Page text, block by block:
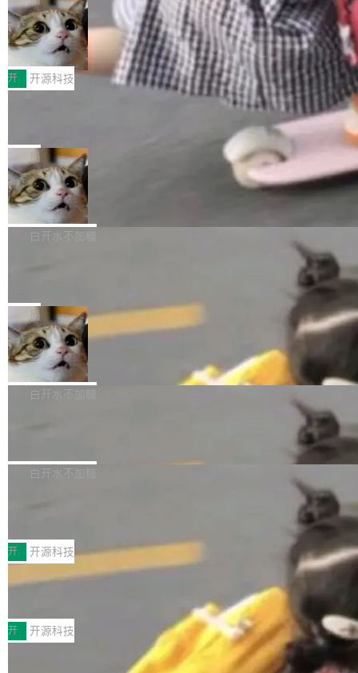
哪些组合有效，作者说，你得靠"文档、校验、或
者部落知识"。 换个写法。Rust 的 enum，两个
变体：Switchable...
有科技公司做的一样。只不过，实际上它不一
样。这是 Sandstorm.io 的重制版，我十年前的
那个创业公司。不同的是，这次它构建在 Cloudf
lare Workers 上——我花了九年时间搭建的平台
——并且深度集成了 AI。这基本上是我十年秘密
Workers 和 Durable Objects 的守护进程。 设
计思路很直接：每个对象是一个独立的 SQLite
数据库，按名称寻址，复制到你自己的 S3 兼容
存储库里。节点之间只通过这个存储库协调——
没有控制平面，没有共识协议。每个对象自带一
个小型数据库，应用天然按分片构建，单个数据
库的竞争和爆炸半径问题在设计层面就被消除
了。 闲置的 cell 会休眠到几乎不占资源。当 cel
l 迁移或唤醒时，新宿主从 S3 恢复 SQLite 数据
库继续执行。存储库是持久化的唯一真相...
鲁大师7月新机性能/流畅/AI榜：vivo夺
性能、流畅双第一，三星Galaxy Z系列
新折叠缺席
2026年7月的手机市场，由于存储等硬件成本暴
增，手机厂商的日子也不好过啊，新机速度明显
放缓，因此硝烟味淡了许多。新机参数规格除开
高价的三星折叠（三星Galaxy Z Fold8 Ultra / Z
Fold8 / Z Flip8）外，其余要么是中低端机器，
例如iQOO Z11i、REDMI Note 17、REDMI No
te 17 Pro、OPPO K15，要么是vivo X300 E这
样的次旗舰。 Galaxy Z Fold8 Ultra / Z Fold8 /
Z Flip8三款折叠屏新机均在7月22日发布，且全
部搭载骁龙8 Elite Gen5 for Galaxy，它们本该
开 开源科技
Zed 编辑器团队发布了新项目——DeltaDB，一
个在 git commit 之间记录每一次编辑操作的版
本控制系统。目前处于 Early Access 阶段。 De
ltaDB 的核心思路直接写在 landing page 最显
眼的位置：「Software is made between com
mits」——软件是在 commit 之间写出来的。git
是把这段空隙补上。 回退到任何一次编辑：Delt
aDB 捕获 commit 之间的每一次操作，...
局
SpaceXAI 单季资本开支达 183 亿美元
根据风险投资人Tomer Tunguz 博客（VC 分
析）披露的最新分析与第二季度业绩报告，Spac
微软同期总资本开支的四成。 与亚马逊、Alpha
bet、微软以及 Meta 等传统科技巨头相比，Spa
ceXAI的资金消耗速度尤为引人瞩目。然而，支
撑庞大支出的资金来源却呈现出截然不同的面
貌。数据显示，微软和 Meta 主要依托充沛的经
白开水不加糖
一个在终端里运行的编程 agent；Muse Spark
1.2，驱动这个 agent 的新模型。一句话概括：
你可以用 curl -fsSL https://dev.meta.ai/install.
sh | bash 安装一个能在大项目里自动规划、写
代码、验证结果的 AI 终端工具。 据介绍，Muse
个主 agent 循环，外加一组后台 agent。这些后
局
美团开源 LoHoSearch，用知识图谱校
准 AI 能力认知
机器出题的前提，是让机器拥有全局视野。整个
构建流程可以分为四个环节：建图 → 控制难度
白开水不加糖
库，并将作为transport接入Mooncake TENT。
MPComm将作为一种传输引擎接入Mooncake T
ENT，实现零拷贝传输性能提升30%、非零拷贝
传输性能最高提升5倍。UCL-MPComm底层基
于自研UCL-Engine通信引擎，后续腾讯网平将
持续开源更多基于UCL-Engine的高性能通信组
件。 腾讯网平团队在UCL-MPComm中实现了一
个独立于业务线程的全局通信引擎（Engine），
白开水不加糖
型案例入选名单》，深信服“面向企业研发场景的
开源 AI 编程平台 CoStrict 应用”凭借卓越的技术
创新与落地成效成功入选。 全链路私有化部署，
助力企业AI研发安全落地 当前，越来越多企业已
经开始引入 AI Coding 工具，通过调用公有云模
型或企业内部部署模型提升研发效率。但随着 AI
Coding 从个人辅助工具逐步走向团队级、组织
开 开源科技
深信服AI算力网关入选工信部人工智能
前不久，工业和信息化部正式发布《2025年人工
智能应用典型案例名单》，集中展示人工智能在
各领域的应用成果，覆盖技术底座、行业赋能、
产品应用、支撑保障、专题等五大方向。深信服
开 开源科技
Jeff Dean 离开 Google：一个时代的结